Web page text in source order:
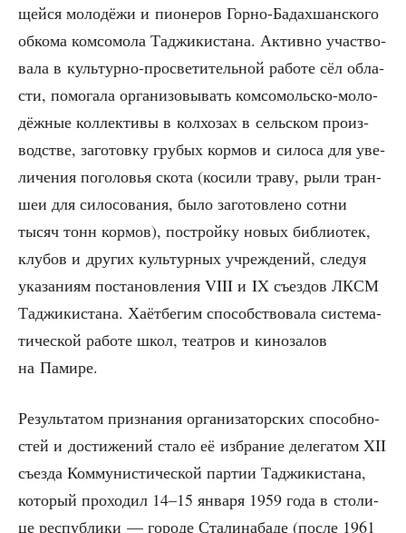
щей­ся моло­дё­жи и пио­не­ров Гор­но-Бадах­шан­ско­го
обко­ма ком­со­мо­ла Таджи­ки­ста­на. Актив­но участ­во­
ва­ла в куль­тур­но-про­све­ти­тель­ной рабо­те сёл обла­
сти, помо­га­ла орга­ни­зо­вы­вать ком­со­моль­ско-моло­
дёж­ные кол­лек­ти­вы в кол­хо­зах в сель­ском про­из­
вод­стве, заго­тов­ку гру­бых кор­мов и сило­са для уве­
ли­че­ния пого­ло­вья ско­та (коси­ли тра­ву, рыли тран­
шеи для сило­со­ва­ния, было заго­тов­ле­но сот­ни
тысяч тонн кор­мов), построй­ку новых биб­лио­тек,
клу­бов и дру­гих куль­тур­ных учре­жде­ний, сле­дуя
ука­за­ни­ям поста­нов­ле­ния VIII и IX съез­дов ЛКСМ
Таджи­ки­ста­на. Хаёт­бе­гим спо­соб­ство­ва­ла систе­ма­
ти­че­ской рабо­те школ, теат­ров и кино­за­лов
на Памире.
Резуль­та­том при­зна­ния орга­ни­за­тор­ских спо­соб­но­
стей и дости­же­ний ста­ло её избра­ние деле­га­том XII
съез­да Ком­му­ни­сти­че­ской пар­тии Таджи­ки­ста­на,
кото­рый про­хо­дил 14–15 янва­ря 1959 года в сто­ли­
це рес­пуб­ли­ки — горо­де Ста­ли­на­ба­де (после 1961